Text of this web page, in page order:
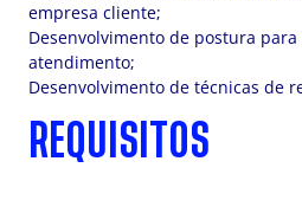
empresa cliente;
Desenvolvimento de postura
atendimento;
Desenvolvimento de técnicas de
REQUISITOS